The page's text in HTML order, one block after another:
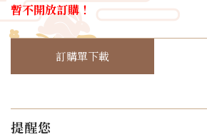
暫不開放訂購！
訂購單下載
提醒您